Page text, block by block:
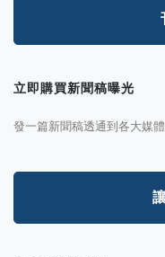
立即購買新聞稿曝光
發一篇新聞稿透通到各大媒